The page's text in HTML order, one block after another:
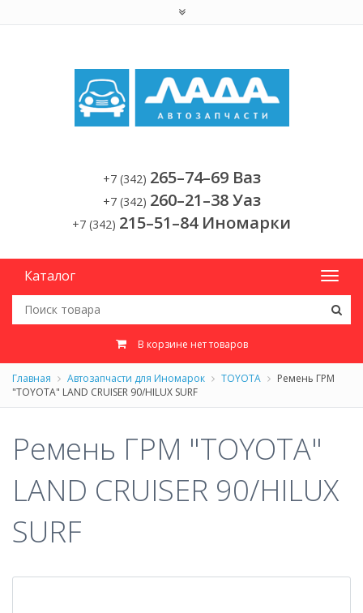
+7 (342) 265–74–69 Ваз
+7 (342) 260–21–38 Уаз
+7 (342) 215–51–84 Иномарки
Каталог
В корзине нет товаров
Главная Автозапчасти для Иномарок TOYOTA
Ремень ГРМ
"TOYOTA" LAND CRUISER 90/HILUX SURF
Ремень ГРМ "TOYOTA"
LAND CRUISER 90/HILUX
SURF